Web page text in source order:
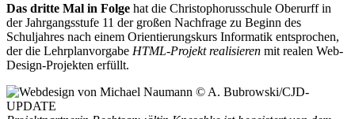
Das dritte Mal in Folge hat die Christophorusschule Oberurff in
der Jahrgangsstufe 11 der großen Nachfrage zu Beginn des
Schuljahres nach einem Orientierungskurs Informatik entsprochen,
der die Lehrplanvorgabe HTML-Projekt realisieren mit realen Web-
Design-Projekten erfüllt.